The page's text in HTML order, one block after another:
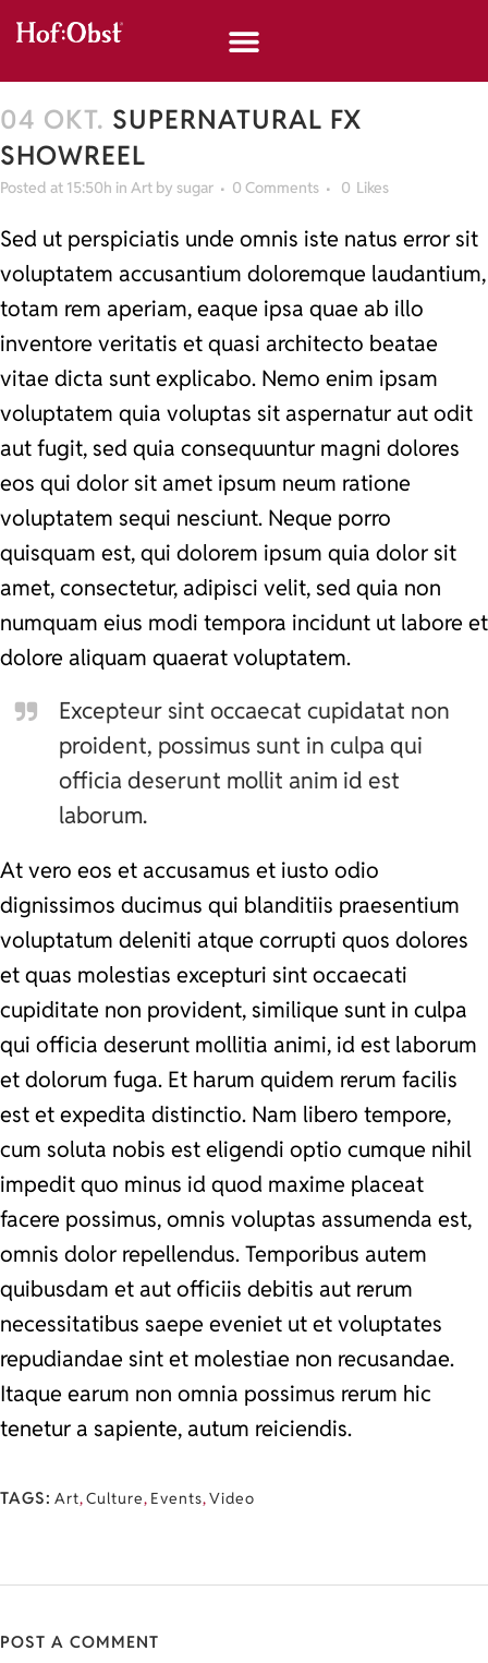
04 OKT. SUPERNATURAL FX
SHOWREEL
Posted at 15:50h in Art by sugar 0 Comments 0 Likes
Sed ut perspiciatis unde omnis iste natus error sit
voluptatem accusantium doloremque laudantium,
totam rem aperiam, eaque ipsa quae ab illo
inventore veritatis et quasi architecto beatae
vitae dicta sunt explicabo. Nemo enim ipsam
voluptatem quia voluptas sit aspernatur aut odit
aut fugit, sed quia consequuntur magni dolores
eos qui dolor sit amet ipsum neum ratione
voluptatem sequi nesciunt. Neque porro
quisquam est, qui dolorem ipsum quia dolor sit
amet, consectetur, adipisci velit, sed quia non
numquam eius modi tempora incidunt ut labore et
dolore aliquam quaerat voluptatem.
Excepteur sint occaecat cupidatat non
proident, possimus sunt in culpa qui
officia deserunt mollit anim id est
laborum.
At vero eos et accusamus et iusto odio
dignissimos ducimus qui blanditiis praesentium
voluptatum deleniti atque corrupti quos dolores
et quas molestias excepturi sint occaecati
cupiditate non provident, similique sunt in culpa
qui officia deserunt mollitia animi, id est laborum
et dolorum fuga. Et harum quidem rerum facilis
est et expedita distinctio. Nam libero tempore,
cum soluta nobis est eligendi optio cumque nihil
impedit quo minus id quod maxime placeat
facere possimus, omnis voluptas assumenda est,
omnis dolor repellendus. Temporibus autem
quibusdam et aut officiis debitis aut rerum
necessitatibus saepe eveniet ut et voluptates
repudiandae sint et molestiae non recusandae.
Itaque earum non omnia possimus rerum hic
tenetur a sapiente, autum reiciendis.
TAGS: Art,Culture, Events,Video
POST A COMMENT